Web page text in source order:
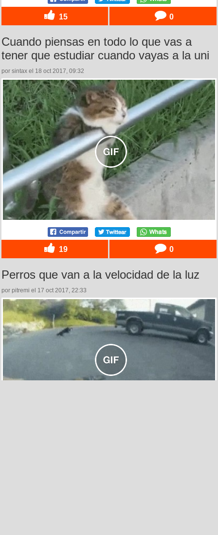
15 0
Cuando piensas en todo lo que vas a
tener que estudiar cuando vayas a la uni
por sintax el 18 oct 2017, 09:32
19 0
Perros que van a la velocidad de la luz
por pitremi el 17 oct 2017, 22:33